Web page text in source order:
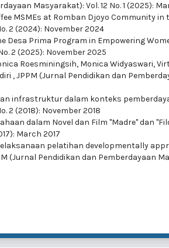
Masyarakat): Vol. 12 No. 1 (2025):
MSMEs at Romban Djoyo Community in
2 (2024): November 2024
Desa Prima Program in Empowering
2 (2025): November 2025
Roesminingsih, Monica Widyaswari,
,JPPM (Jurnal Pendidikan dan
infrastruktur dalam konteks
2 (2018): November 2018
dalam Novel dan Film "Madre" dan
March 2017
pelatihan developmentally
(Jurnal Pendidikan dan Pemberdayaan